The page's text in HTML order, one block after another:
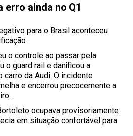
erro ainda no Q1
para o Brasil aconteceu
o controle ao passar pela
o guard rail e danificou a
carro da Audi. O incidente
e encerrou precocemente a
ocupava provisoriamente
em situação confortável para